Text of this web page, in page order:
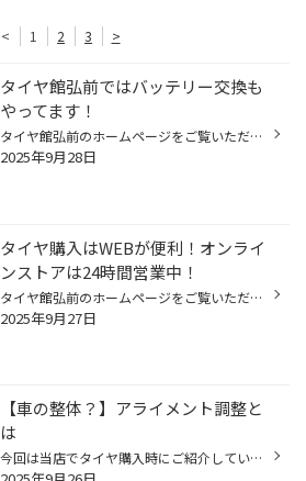
< 1 2 3 >
タイヤ館弘前ではバッテリー交換も
やってます！
タイヤ館弘前のホームページをご覧いただき誠にありがとうございます！ タイヤ館弘前では、タイヤやホイールの他にメンテナンス用品の交換やコーティング等の施工も行っております。 今日は、【バッテリー交換】のご紹介を致します(^^)♪ 最近のバッテリーの交換目安は3年～4年ほど。 そろそろ交換？...
2025年9月28日
タイヤ購入はWEBが便利！オンライ
ンストアは24時間営業中！
タイヤ館弘前のホームページをご覧いただき誠にありがとうございます。 オンラインストアは2つあり、購入できるタイヤはそれぞれ異なります。 ですが、選んで頂いたタイヤは指定店舗に送られていきますので、どちらも取付作業日までは店舗に来店していただくことなくタイヤの購入が可能です。 ①【ブ...
2025年9月27日
【車の整体？】アライメント調整と
は
今回は当店でタイヤ購入時にご紹介しているアライメント調整についてお話します いきなり聞いたことが無いカタカナ言葉で拒否反応が出てしまっている方もいるかもしれませんが 出来るだけ難しい言葉は使わずにご説明しますので是非最後までご覧ください！ アライメントとは？ 突然ですが、皆さんは...